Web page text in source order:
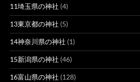
11埼玉県の神社 (4)
13東京都の神社 (5)
14神奈川県の神社 (1)
15新潟県の神社 (46)
16富山県の神社 (128)